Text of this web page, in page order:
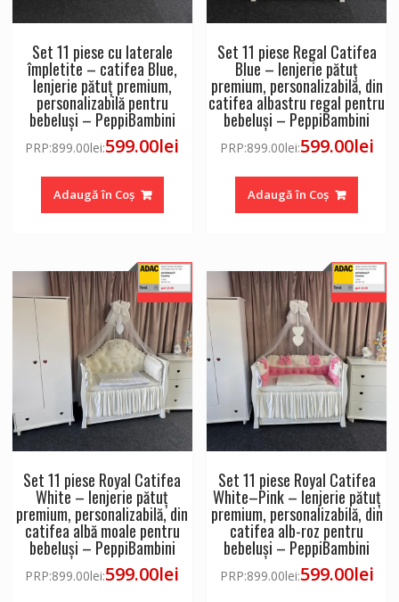
Set 11 piese cu laterale
împletite – catifea Blue,
lenjerie pătuț premium,
personalizabilă pentru
bebeluși – PeppiBambini
PRP:899.00lei:599.00lei
Adaugă în Coș
Set 11 piese Regal Catifea
Blue – lenjerie pătuț
premium, personalizabilă, din
catifea albastru regal pentru
bebeluși – PeppiBambini
PRP:899.00lei:599.00lei
Adaugă în Coș
Set 11 piese Royal Catifea
White – lenjerie pătuț
premium, personalizabilă, din
catifea albă moale pentru
bebeluși – PeppiBambini
PRP:899.00lei:599.00lei
Set 11 piese Royal Catifea
White–Pink – lenjerie pătuț
premium, personalizabilă, din
catifea alb-roz pentru
bebeluși – PeppiBambini
PRP:899.00lei:599.00lei